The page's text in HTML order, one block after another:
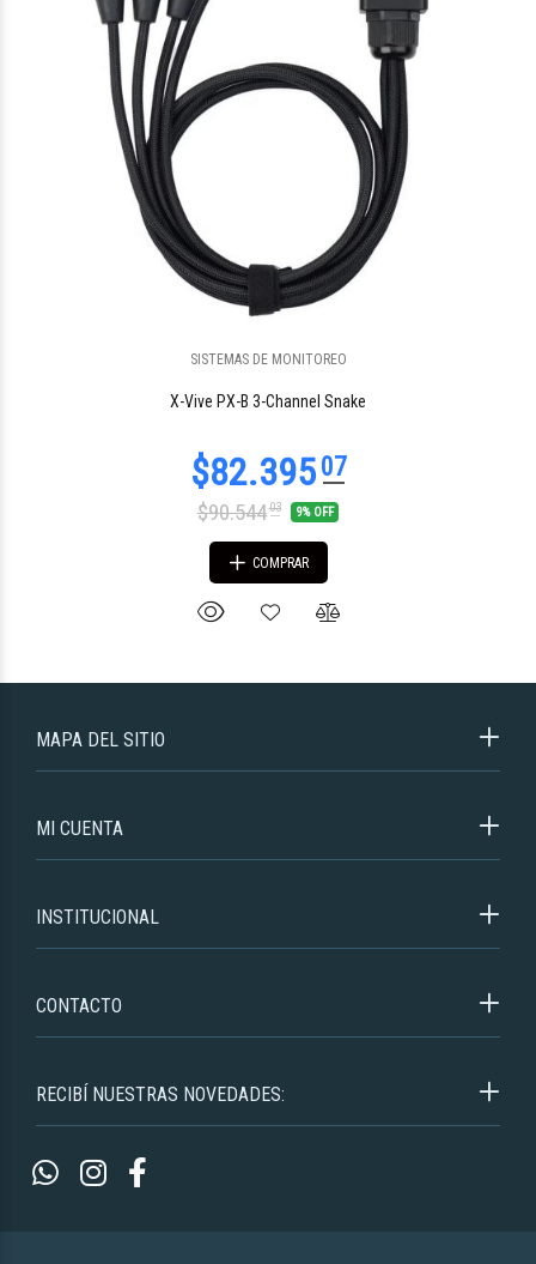
SISTEMAS DE MONITOREO
X-Vive PX-B 3-Channel Snake
$90.54403 9% OFF
COMPRAR
RECIBÍ NUESTRAS NOVEDADES:
MAPA DEL SITIO
MI CUENTA
INSTITUCIONAL
CONTACTO